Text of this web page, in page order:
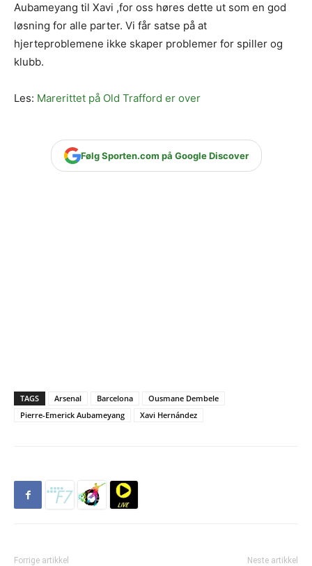
Aubameyang til Xavi ,for oss høres dette ut som en god
løsning for alle parter. Vi får satse på at
hjerteproblemene ikke skaper problemer for spiller og
klubb.
Les: Marerittet på Old Trafford er over
Følg Sporten.com på Google Discover
TAGS Arsenal Barcelona
Ousmane Dembele
Pierre-Emerick Aubameyang
Xavi Hernández
Forrige artikkel Neste artikkel